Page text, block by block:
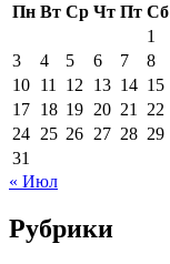
Пн Вт Ср Чт Пт Сб
1
3
4 5 6 7 8
10 11 12 13 14 15
17 18 19 20 21 22
24 25 26 27 28 29
31
« Июл
Рубрики